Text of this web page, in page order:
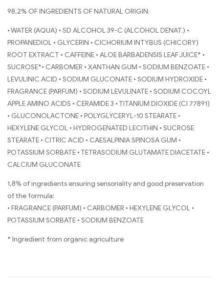
98,2% OF INGREDIENTS OF NATURAL ORIGIN:
• WATER (AQUA) • SD ALCOHOL 39-C (ALCOHOL DENAT.) •
PROPANEDIOL • GLYCERIN • CICHORIUM INTYBUS (CHICORY)
ROOT EXTRACT • CAFFEINE • ALOE BARBADENSIS LEAF JUICE* •
SUCROSE*• CARBOMER • XANTHAN GUM • SODIUM BENZOATE •
LEVULINIC ACID • SODIUM GLUCONATE • SODIUM HYDROXIDE •
FRAGRANCE (PARFUM) • SODIUM LEVULINATE • SODIUM COCOYL
APPLE AMINO ACIDS • CERAMIDE 3 • TITANIUM DIOXIDE (CI 77891)
• GLUCONOLACTONE • POLYGLYCERYL-10 STEARATE •
HEXYLENE GLYCOL • HYDROGENATED LECITHIN • SUCROSE
STEARATE • CITRIC ACID • CAESALPINIA SPINOSA GUM •
POTASSIUM SORBATE • TETRASODIUM GLUTAMATE DIACETATE •
CALCIUM GLUCONATE
1,8% of ingredients ensuring sensoriality and good preservation
of the formula:
• FRAGRANCE (PARFUM) • CARBOMER • HEXYLENE GLYCOL •
POTASSIUM SORBATE • SODIUM BENZOATE
* Ingredient from organic agriculture